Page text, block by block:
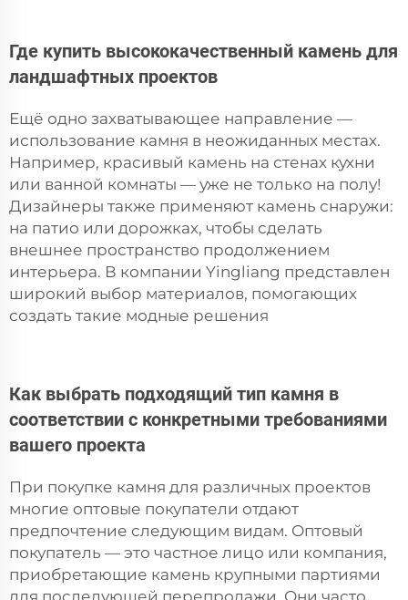
Где купить высококачественный камень для
ландшафтных проектов
Ещё одно захватывающее направление —
использование камня в неожиданных местах.
Например, красивый камень на стенах кухни
или ванной комнаты — уже не только на полу!
Дизайнеры также применяют камень снаружи:
на патио или дорожках, чтобы сделать
внешнее пространство продолжением
интерьера. В компании Yingliang представлен
широкий выбор материалов, помогающих
создать такие модные решения
Как выбрать подходящий тип камня в
соответствии с конкретными требованиями
вашего проекта
При покупке камня для различных проектов
многие оптовые покупатели отдают
предпочтение следующим видам. Оптовый
покупатель — это частное лицо или компания,
приобретающие камень крупными партиями
для последующей перепродажи. Они часто